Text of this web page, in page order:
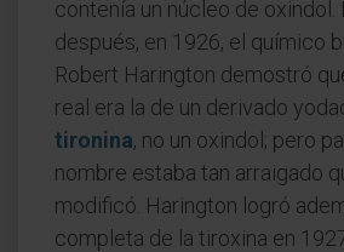
contenía un núcleo de oxindol.
después, en 1926, el químico
Robert Harington demostró
real era la de un derivado
tironina, no un oxindol; pero
nombre estaba tan arraigado
modificó. Harington logró
completa de la tiroxina en